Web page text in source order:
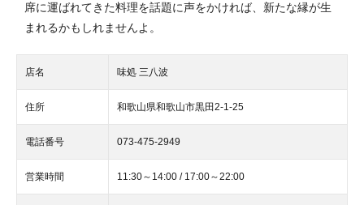
席に運ばれてきた料理を話題に声をかければ、新たな縁が生
まれるかもしれませんよ。
店名 味処 三八波
住所 和歌山県和歌山市黒田2-1-25
電話番号 073-475-2949
営業時間 11:30～14:00 / 17:00～22:00